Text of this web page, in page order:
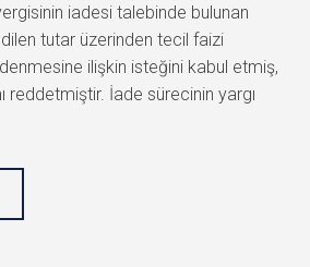
iadesi talebinde bulunan
tutar üzerinden tecil faizi
ilişkin isteğini kabul etmiş,
reddetmiştir. İade sürecinin yargı